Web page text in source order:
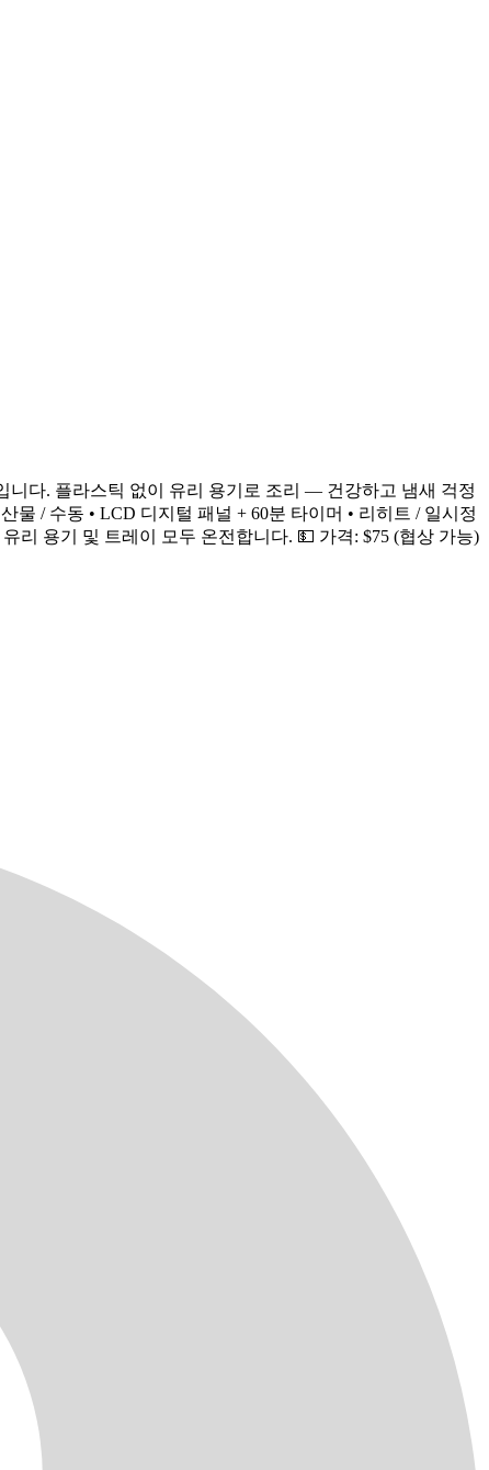
니다. 플라스틱 없이 유리 용기로 조리 — 건강하고 냄새 걱정
물 / 수동 • LCD 디지털 패널 + 60분 타이머 • 리히트 / 일시정
리 용기 및 트레이 모두 온전합니다. 💵 가격: $75 (협상 가능)